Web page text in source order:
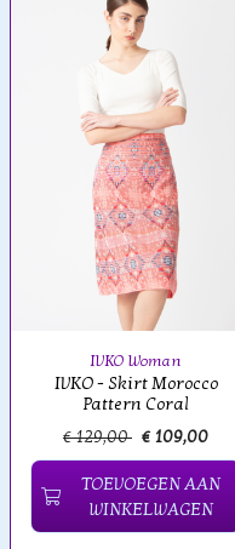
IVKO Woman
IVKO - Skirt Morocco
Pattern Coral
€ 129,00 € 109,00
TOEVOEGEN AAN
WINKELWAGEN